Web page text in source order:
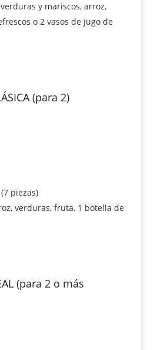
y mariscos, arroz,
o 2 vasos de jugo de
(para 2)
piezas)
verduras, fruta, 1 botella de
(para 2 o más